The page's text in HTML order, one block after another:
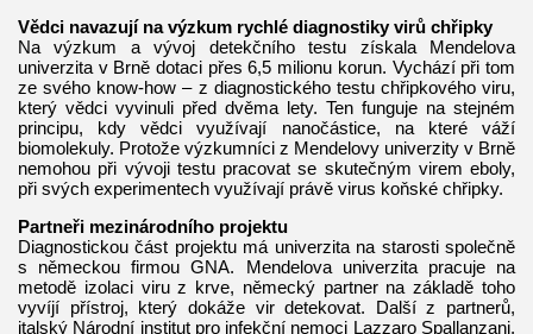
Vědci navazují na výzkum rychlé diagnostiky virů chřipky
Na výzkum a vývoj detekčního testu získala Mendelova
univerzita v Brně dotaci přes 6,5 milionu korun. Vychází při tom
ze svého know-how – z diagnostického testu chřipkového viru,
který vědci vyvinuli před dvěma lety. Ten funguje na stejném
principu, kdy vědci využívají nanočástice, na které váží
biomolekuly. Protože výzkumníci z Mendelovy univerzity v Brně
nemohou při vývoji testu pracovat se skutečným virem eboly,
při svých experimentech využívají právě virus koňské chřipky.
Partneři mezinárodního projektu
Diagnostickou část projektu má univerzita na starosti společně
s německou firmou GNA. Mendelova univerzita pracuje na
metodě izolaci viru z krve, německý partner na základě toho
vyvíjí přístroj, který dokáže vir detekovat. Další z partnerů,
italský Národní institut pro infekční nemoci Lazzaro Spallanzani,